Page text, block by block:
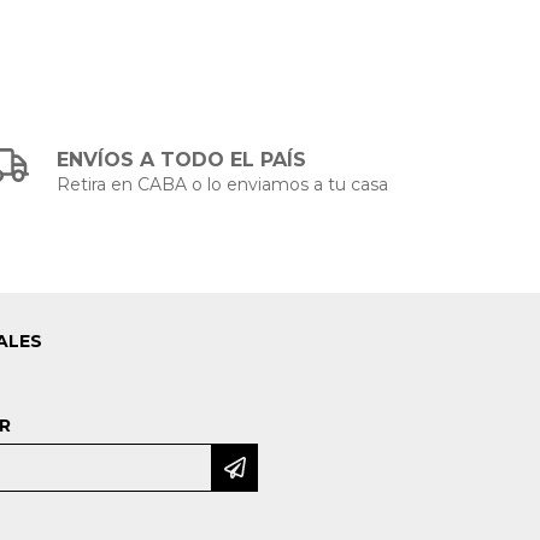
ENVÍOS A TODO EL PAÍS
Retira en CABA o lo enviamos a tu casa